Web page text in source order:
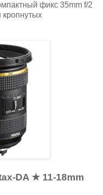
фикс 35mm f/2
кропнутых
DA ★ 11-18mm